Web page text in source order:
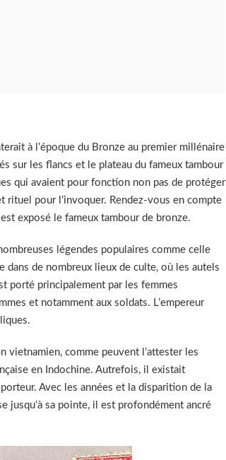
à l’époque du Bronze au premier millénaire
sur les flancs et le plateau du fameux tambour
qui avaient pour fonction non pas de protéger
pour l’invoquer. Rendez-vous en compte
exposé le fameux tambour de bronze.
légendes populaires comme celle
de nombreux lieux de culte, où les autels
porté principalement par les femmes
et notamment aux soldats. L’empereur
vietnamien, comme peuvent l’attester les
en Indochine. Autrefois, il existait
Avec les années et la disparition de la
jusqu’à sa pointe, il est profondément ancré